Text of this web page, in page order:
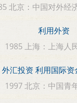
北京：中国对外经
利用外资
1985 上海：上海人
外汇投资 利用国际资
1997 北京：中国青